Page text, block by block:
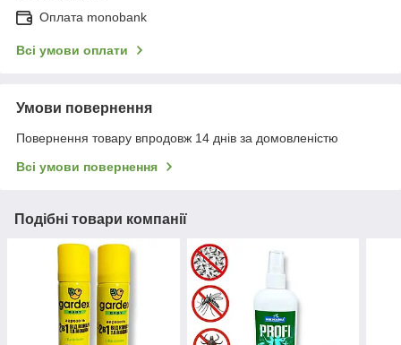
Оплата monobank
Всі умови оплати
Умови повернення
Повернення товару впродовж 14 днів за домовленістю
Всі умови повернення
Подібні товари компанії